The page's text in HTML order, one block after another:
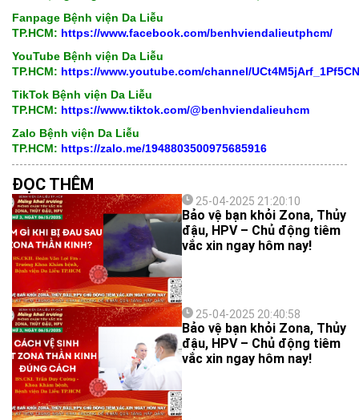
Fanpage Bệnh viện Da Liễu
TP.HCM: https://www.facebook.com/benhviendalieutphcm/
YouTube Bệnh viện Da Liễu
TP.HCM: https://www.youtube.com/channel/
TikTok Bệnh viện Da Liễu
TP.HCM: https://www.tiktok.com/@benhviendalieuhcm
Zalo Bệnh viện Da Liễu
TP.HCM: https://zalo.me/1948803500975685916
ĐỌC THÊM
25-04-2025 21:20:10
Bảo vệ bạn khỏi Zona, Thủy
đậu, HPV – Chủ động tiêm
vắc xin ngay hôm nay!
25-04-2025 20:40:58
Bảo vệ bạn khỏi Zona, Thủy
đậu, HPV – Chủ động tiêm
vắc xin ngay hôm nay!